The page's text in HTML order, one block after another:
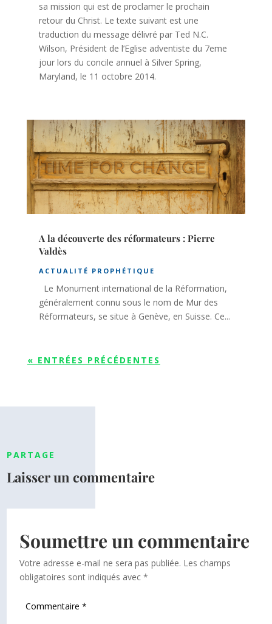
sa mission qui est de proclamer le prochain
retour du Christ. Le texte suivant est une
traduction du message délivré par Ted N.C.
Wilson, Président de l’Eglise adventiste du 7eme
jour lors du concile annuel à Silver Spring,
Maryland, le 11 octobre 2014.
A la découverte des réformateurs : Pierre
Valdès
ACTUALITÉ PROPHÉTIQUE
Le Monument international de la Réformation,
généralement connu sous le nom de Mur des
Réformateurs, se situe à Genève, en Suisse. Ce...
« ENTRÉES PRÉCÉDENTES
PARTAGE
Laisser un commentaire
Soumettre un commentaire
Votre adresse e-mail ne sera pas publiée. Les champs
obligatoires sont indiqués avec*